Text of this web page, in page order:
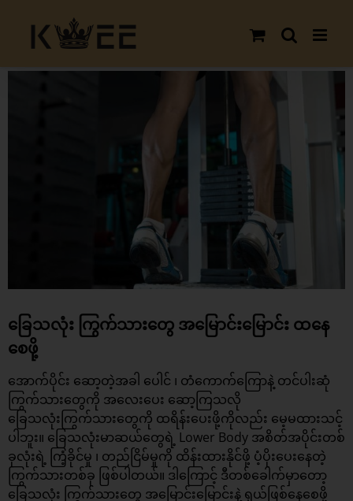
content
ခြေသလုံး ကြွက်သားတွေ အမြောင်းမြောင်း ထနေ
စေဖို့
အောက်ပိုင်း ဆော့တဲ့အခါ ပေါင် ၊ တံကောက်ကြောနဲ့ တင်ပါးဆုံ
ကြွက်သားတွေကို အလေးပေး ဆော့ကြသလို
ခြေသလုံးကြွက်သားတွေကို ထရိန်းပေးဖို့ကိုလည်း မေ့မထားသင့်
ပါဘူး။ ခြေသလုံးမာဆယ်တွေရဲ့ Lower Body အစိတ်အပိုင်းတစ်
ခုလုံးရဲ့ ကြံ့ခိုင်မှု ၊ တည်ငြိမ်မှုကို ထိန်းထားနိုင်ဖို့ ပံ့ပိုးပေးနေတဲ့
ကြွက်သားတစ်ခု ဖြစ်ပါတယ်။ ဒါကြောင့် ဒီတစ်ခေါက်မှာတော့
ခြေသလုံး ကြွက်သားတွေ အမြောင်းမြောင်းနဲ့ ရှယ်ဖြစ်နေစေဖို့